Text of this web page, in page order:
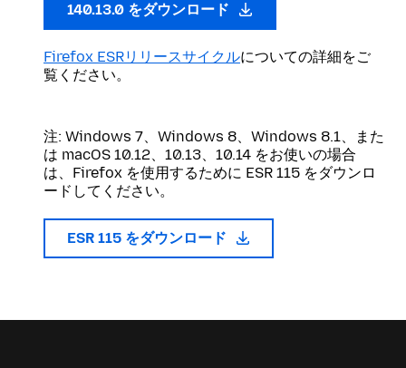
140.13.0 をダウンロード
Firefox ESRリリースサイクルについての詳細をご
覧ください。
注: Windows 7、Windows 8、Windows 8.1、また
は macOS 10.12、10.13、10.14 をお使いの場合
は、Firefox を使用するために ESR 115 をダウンロ
ードしてください。
ESR 115 をダウンロード